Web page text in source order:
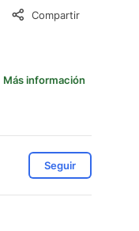
Compartir
Más información
Seguir